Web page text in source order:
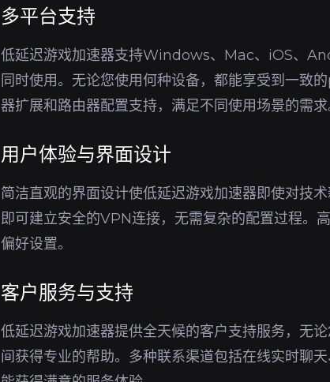
多平台支持
低延迟游戏加速器支持Windows、Mac、iOS、
同时使用。无论您使用何种设备，都能享受到一致
器扩展和路由器配置支持，满足不同使用场景的需求
用户体验与界面设计
简洁直观的界面设计使低延迟游戏加速器即使对技
即可建立安全的VPN连接，无需复杂的配置过程。
偏好设置。
客户服务与支持
低延迟游戏加速器提供全天候的客户支持服务，无
间获得专业的帮助。多种联系渠道包括在线实时聊